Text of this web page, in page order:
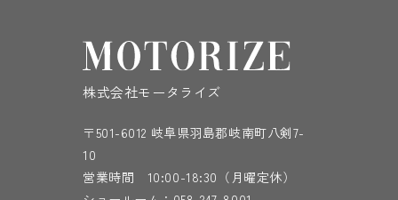
株式会社モータライズ
〒501-6012 岐阜県羽島郡岐南町八剣7-
10
営業時間 10:00-18:30（月曜定休）